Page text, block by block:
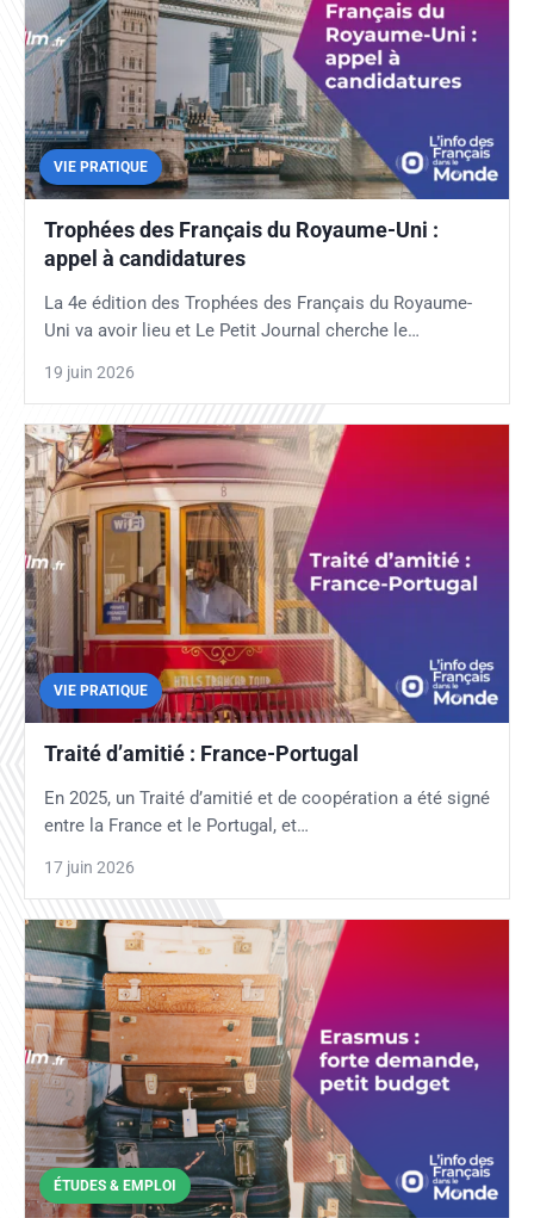
VIE PRATIQUE
Trophées des Français du Royaume-Uni :
appel à candidatures
La 4e édition des Trophées des Français du Royaume-
Uni va avoir lieu et Le Petit Journal cherche le…
19 juin 2026
VIE PRATIQUE
Traité d’amitié : France-Portugal
En 2025, un Traité d’amitié et de coopération a été signé
entre la France et le Portugal, et…
17 juin 2026
ÉTUDES & EMPLOI